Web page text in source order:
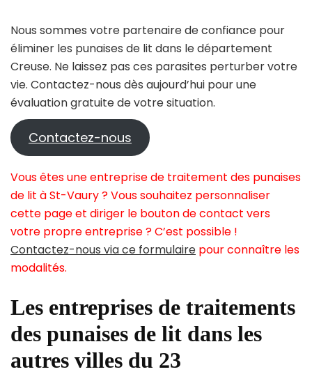
Nous sommes votre partenaire de confiance pour
éliminer les punaises de lit dans le département
Creuse. Ne laissez pas ces parasites perturber votre
vie. Contactez-nous dès aujourd’hui pour une
évaluation gratuite de votre situation.
Contactez-nous
Vous êtes une entreprise de traitement des punaises
de lit à St-Vaury ? Vous souhaitez personnaliser
cette page et diriger le bouton de contact vers
votre propre entreprise ? C’est possible !
Contactez-nous via ce formulaire pour connaître les
modalités.
Les entreprises de traitements
des punaises de lit dans les
autres villes du 23